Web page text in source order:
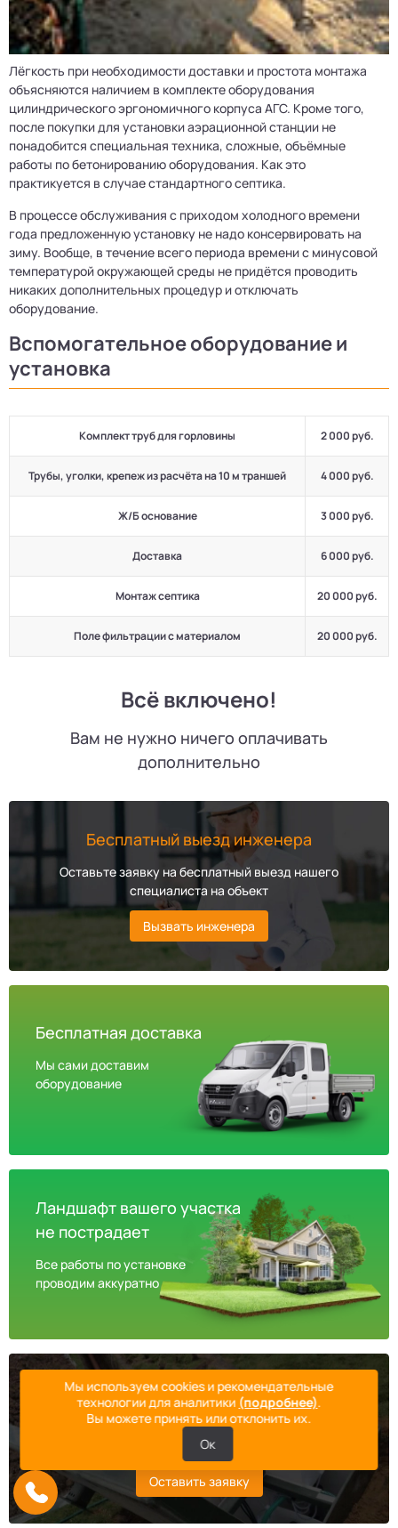
Лёгкость при необходимости доставки и простота монтажа
объясняются наличием в комплекте оборудования
цилиндрического эргономичного корпуса АГС. Кроме того,
после покупки для установки аэрационной станции не
понадобится специальная техника, сложные, объёмные
работы по бетонированию оборудования. Как это
практикуется в случае стандартного септика.
В процессе обслуживания с приходом холодного времени
года предложенную установку не надо консервировать на
зиму. Вообще, в течение всего периода времени с минусовой
температурой окружающей среды не придётся проводить
никаких дополнительных процедур и отключать
оборудование.
Вспомогательное оборудование и
установка
Комплект труб для горловины 2 000 руб.
Трубы, уголки, крепеж из расчёта на 10 м траншей 4 000 руб.
Ж/Б основание 3 000 руб.
Доставка 6 000 руб.
Монтаж септика 20 000 руб.
Поле фильтрации с материалом 20 000 руб.
Всё включено!
Вам не нужно ничего оплачивать
дополнительно
Бесплатный выезд инженера
Оставьте заявку на бесплатный выезд нашего
специалиста на объект
Вызвать инженера
Бесплатная доставка
Мы сами доставим
оборудование
Ландшафт вашего участка
не пострадает
Все работы по установке
проводим аккуратно
Монтаж с расширенной гарантией 3 года
После всех работ даем гарантию
на выполненный монтаж
Оставить заявку
Мы используем cookies и рекомендательные
технологии для аналитики (подробнее).
Вы можете принять или отклонить их.
Ок